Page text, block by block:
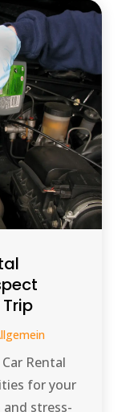
Rental
for your
stress-